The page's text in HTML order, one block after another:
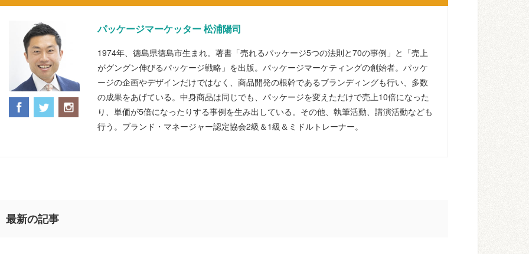
パッケージマーケッター 松浦陽司
1974年、徳島県徳島市生まれ。著書「売れるパッケージ5つの法則と70の事例」と「売上
がグングン伸びるパッケージ戦略」を出版。パッケージマーケティングの創始者。パッケ
ージの企画やデザインだけではなく、商品開発の根幹であるブランディングも行い、多数
の成果をあげている。中身商品は同じでも、パッケージを変えただけで売上10倍になった
り、単価が5倍になったりする事例を生み出している。その他、執筆活動、講演活動なども
行う。ブランド・マネージャー認定協会2級＆1級＆ミドルトレーナー。
最新の記事